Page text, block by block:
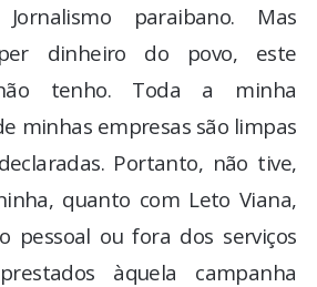
paraibano. Mas
dinheiro do povo, este
tenho. Toda a minha
minhas empresas são limpas
Portanto, não tive,
quanto com Leto Viana,
pessoal ou fora dos serviços
àquela campanha